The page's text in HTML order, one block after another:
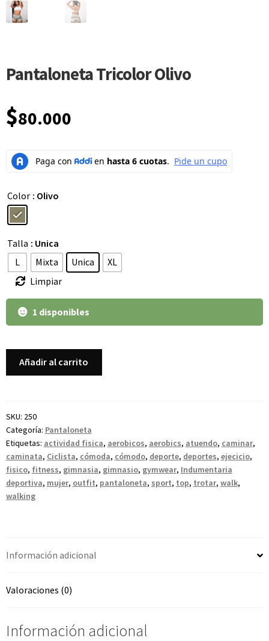
Pantaloneta Tricolor Olivo
$80.000
Color : Olivo
Talla : Unica
L
Mixta Unica
XL
Limpiar
1 disponibles
Añadir al carrito
SKU: 250
Categoría: Pantaloneta
Etiquetas: actividad fisica, aerobicos, aerobics, atuendo, caminar,
caminata, Ciclista, cómoda, cómodo, deporte, deportes, ejecicio,
fisico, fitness, gimnasia, gimnasio, gymwear, Indumentaria
deportiva, mujer, outfit, pantaloneta, sport, top, trotar, walk,
walking
Información adicional
Valoraciones (0)
Información adicional